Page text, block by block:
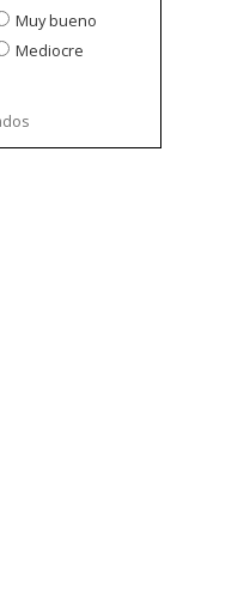
Muy bueno
Mediocre